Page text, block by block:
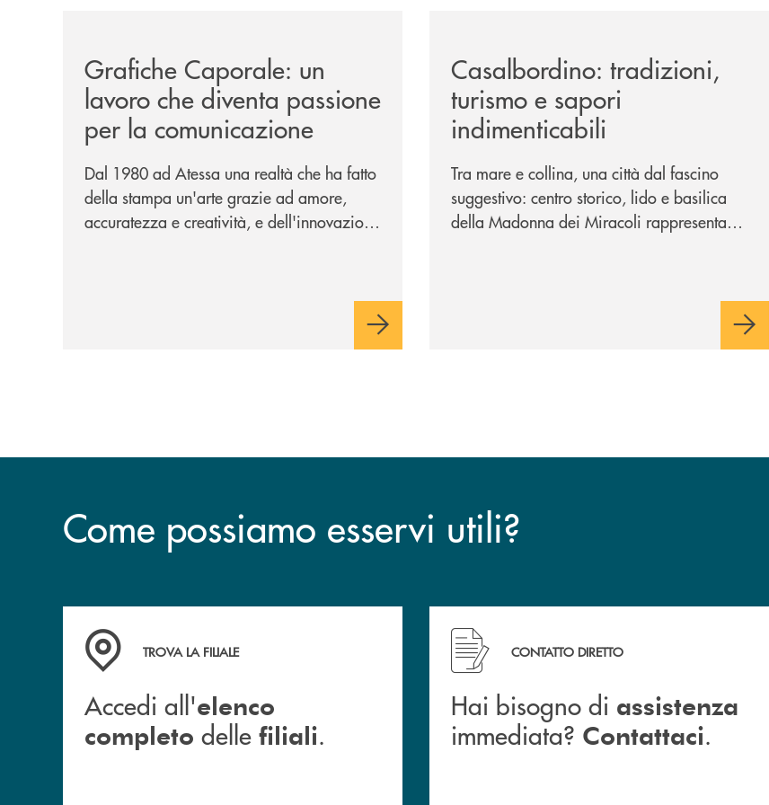
Grafiche Caporale: un
lavoro che diventa passione
per la comunicazione
Dal 1980 ad Atessa una realtà che ha fatto
della stampa un'arte grazie ad amore,
accuratezza e creatività, e dell'innovazione
Casalbordino: tradizioni,
turismo e sapori
indimenticabili
Tra mare e collina, una città dal fascino
suggestivo: centro storico, lido e basilica
della Madonna dei Miracoli rappresentano
Come possiamo esservi utili?
Accedi all' elenco completo delle filiali .
TROVA LA FILIALE
Accedi all'elenco
completo delle filiali.
CONTATTO DIRETTO
Hai bisogno di assistenza
immediata? Contattaci.